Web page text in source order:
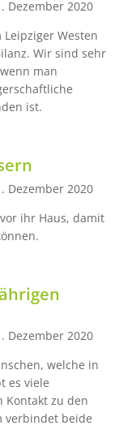
Dezember 2020
Westen
Wir sind sehr
man
ist.
Dezember 2020
ihr Haus, damit
Dezember 2020
welche in
es viele
Kontakt zu den
verbindet beide